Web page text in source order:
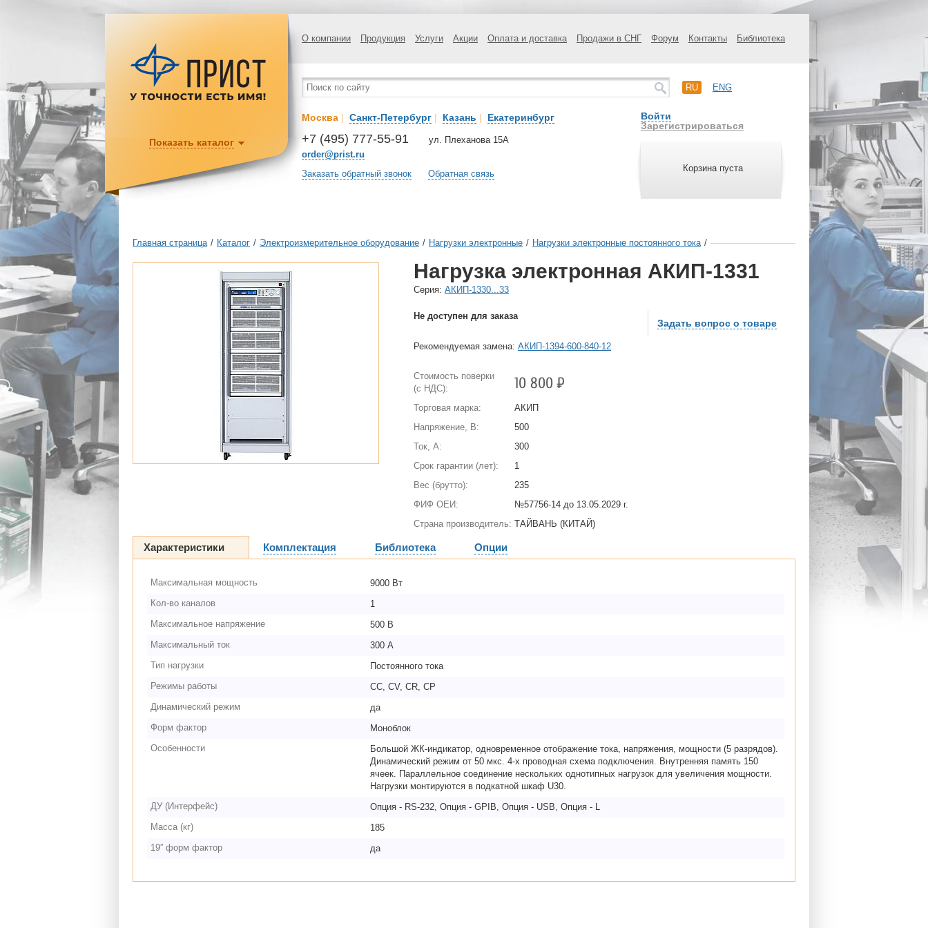
О компании Продукция Услуги Акции Оплата и доставка Продажи в СНГ Форум Контакты Библиотека
RU ENG
Москва | Санкт-Петербург | Казань | Екатеринбург
+7 (495) 777-55-91
order@prist.ru
ул. Плеханова 15А
Заказать обратный звонок Обратная связь
Войти
Зарегистрироваться
Корзина пуста
Показать каталог
Главная страница / Каталог / Электроизмерительное оборудование / Нагрузки электронные / Нагрузки электронные постоянного тока /
Нагрузка электронная АКИП-1331
Cерия: АКИП-1330...33
Не доступен для заказа
Рекомендуемая замена: АКИП-1394-600-840-12
Стоимость поверки
(с НДС):
10 800Р
Торговая марка:
АКИП
Напряжение, В:
500
Ток, А:
300
Срок гарантии (лет):
1
Вес (брутто):
235
ФИФ ОЕИ:
№57756-14 до 13.05.2029 г.
Страна производитель: ТАЙВАНЬ (КИТАЙ)
Задать вопрос о товаре
Характеристики Комплектация Библиотека Опции
Максимальная мощность
9000 Вт
Кол-во каналов
1
Максимальное напряжение
500 В
Максимальный ток
300 А
Тип нагрузки
Постоянного тока
Режимы работы
CC, CV, CR, CP
Динамический режим
да
Форм фактор
Моноблок
Особенности
Большой ЖК-индикатор, одновременное отображение тока, напряжения, мощности (5 разрядов).
Динамический режим от 50 мкс. 4-х проводная схема подключения. Внутренняя память 150
ячеек. Параллельное соединение нескольких однотипных нагрузок для увеличения мощности.
Нагрузки монтируются в подкатной шкаф U30.
ДУ (Интерфейс)
Опция - RS-232, Опция - GPIB, Опция - USB, Опция - L
Масса (кг)
185
19” форм фактор
да